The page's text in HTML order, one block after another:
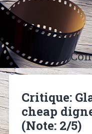
Critique:
cheap
(Note: 2/5)